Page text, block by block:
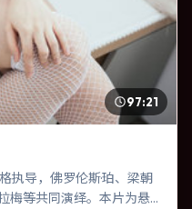
97:21
执导，佛罗伦斯·珀、梁朝
梅等共同演绎。本片为悬